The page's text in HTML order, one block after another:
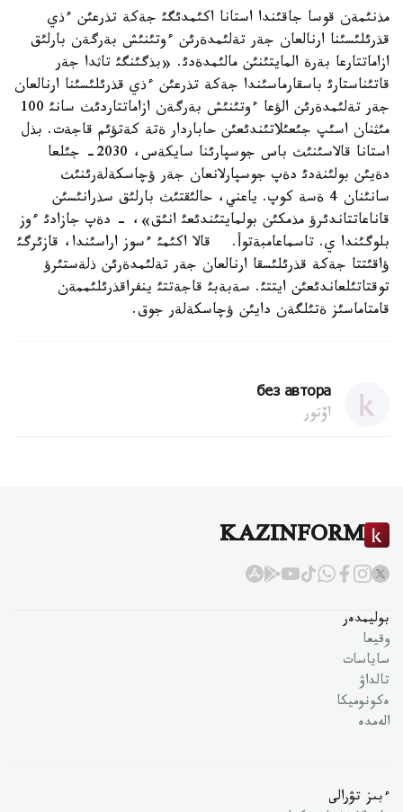
مذنئمةن قوسا جاقئندا استانا اكئمدئگئ جةكة تذرعئن ءذي
قذرئلئسئنا ارنالعان جةر تةلئمدةرئن ءوتئنئش بةرگةن بارلئق
ازاماتتارعا بةرة المايتئنئن مالئمدةدئ. «بذگئنگئ تاثدا جةر
قاتئناستارئ باسقارماسئندا جةكة تذرعئن ءذي قذرئلئسئنا ارنالعان
جةر تةلئمدةرئن الؤعا ءوتئنئش بةرگةن ازاماتتاردئث سانئ 100
مئثنان اسئپ جئعئلاتئندئعئن حاباردار ةتة كةتؤئم قاجةت. بذل
استانا قالاسئنئث باس جوسپارئنا سايكةس، 2030- جئلعا
دةيئن بولئنةدئ دةپ جوسپارلانعان جةر ؤچاسكةلةرئنئث
سانئنان 4 ةسة كوپ. ياعني، حالئقتئث بارلئق سذرانئسئن
قاناعاتتاندئرؤ مذمكئن بولمايتئندئعئ انئق»، - دةپ جازادئ ءوز
بلوگئندا ي. تاسماعامبةتوأ. قالا اكئمئ ءسوز اراسئندا، قازئرگئ
ؤاقئتتا جةكة قذرئلئسقا ارنالعان جةر تةلئمدةرئن ذلةستئرؤ
توقتاتئلعاندئعئن ايتتئ. سةبةبئ قاجةتتئ ينفراقذرئلئممةن
قامتاماسئز ةتئلگةن دايئن ؤچاسكةلةر جوق.
без автора
اۆتور
KAZINFORM
بوليمدەر
وقيعا
ساياسات
تالداۋ
ەكونوميكا
الەمدە
ءبىز تۋرالى